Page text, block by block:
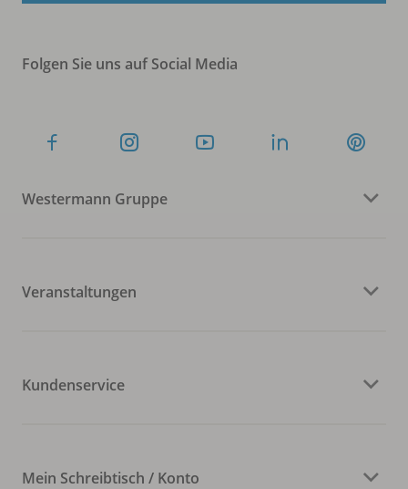
Folgen Sie uns auf Social Media
Westermann Gruppe
Veranstaltungen
Kundenservice
Mein Schreibtisch / Konto